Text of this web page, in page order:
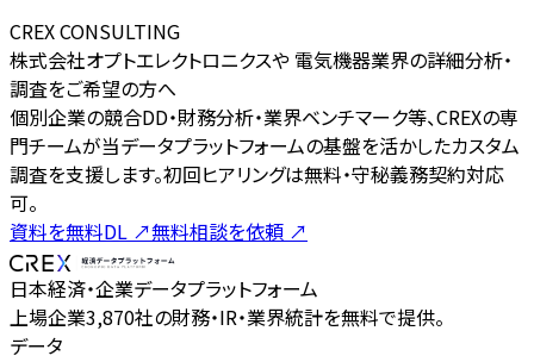
CREX CONSULTING
株式会社オプトエレクトロニクスや 電気機器業界の詳細分析・
調査をご希望の方へ
個別企業の競合DD・財務分析・業界ベンチマーク等、CREXの専
門チームが当データプラットフォームの基盤を活かしたカスタム
調査を支援します。初回ヒアリングは無料・守秘義務契約対応
可。
資料を無料DL ↗無料相談を依頼 ↗
日本経済・企業データプラットフォーム
上場企業3,870社の財務・IR・業界統計を無料で提供。
データ